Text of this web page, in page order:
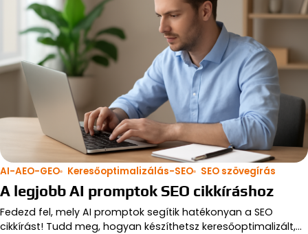
AI-AEO-GEO Keresőoptimalizálás-SEO SEO szövegírás
A legjobb AI promptok SEO cikkíráshoz
Fedezd fel, mely AI promptok segítik hatékonyan a SEO
cikkírást! Tudd meg, hogyan készíthetsz keresőoptimalizált,…